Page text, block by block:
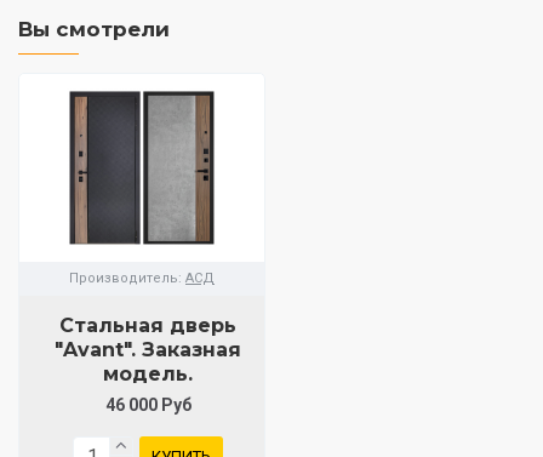
Вы смотрели
Производитель: АСД
Стальная дверь
"Avant". Заказная
модель.
46 000 Руб